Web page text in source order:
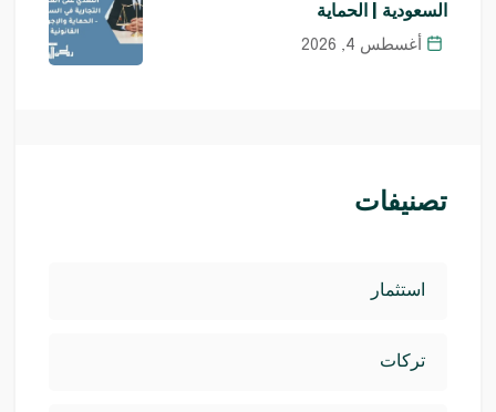
السعودية | الحماية
أغسطس 4, 2026
تصنيفات
استثمار
تركات